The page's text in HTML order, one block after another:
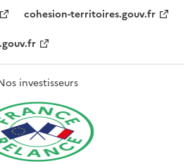
cohesion-territoires.gouv.fr
investisseurs